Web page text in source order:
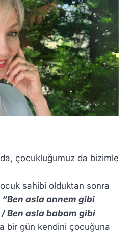
çocukluğumuz da bizimle
sahibi olduktan sonra
“Ben asla annem gibi
Ben asla babam gibi
bir gün kendini çocuğuna